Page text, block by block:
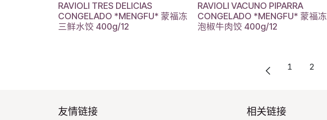
RAVIOLI TRES DELICIAS
CONGELADO *MENGFU* 蒙福冻
三鲜水饺 400g/12
RAVIOLI VACUNO PIPARRA
CONGELADO *MENGFU* 蒙福冻
泡椒牛肉饺 400g/12
1 2
友情链接​ 相关链接​